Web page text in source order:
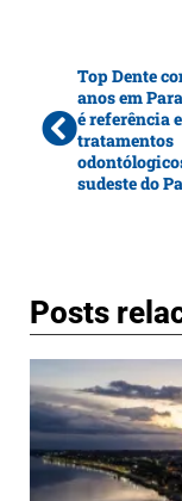
Top Dente
anos em
é referência
tratamentos
sudeste do
Posts